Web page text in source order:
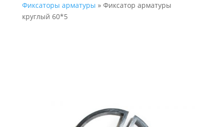
Фиксаторы арматуры » Фиксатор арматуры
круглый 60*5